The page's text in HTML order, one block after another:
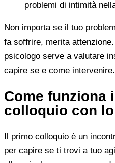
problemi di intimità
Non importa se il tuo
fa soffrire, merita
psicologo serve a valutare
capire se e come intervenire.
Come funziona
colloquio con
Il primo colloquio è un
per capire se ti trovi a tuo